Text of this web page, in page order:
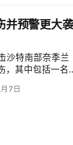
并预警更大袭
沙特南部奈季兰
，其中包括一名
Maliki）指控胡
7日